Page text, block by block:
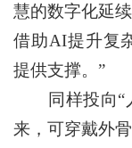
慧的数字化延
借助AI提升复
提供支撑。”
同样投向“人
来，可穿戴外